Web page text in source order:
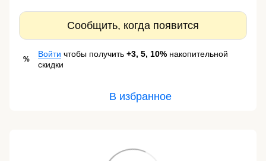
Сообщить, когда появится
%
Войти чтобы получить +3, 5, 10% накопительной
скидки
В избранное